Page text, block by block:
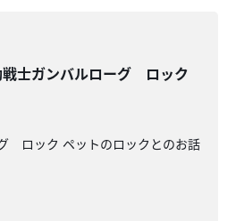
戦士ガンバルローグ ロック
ロック ペットのロックとのお話